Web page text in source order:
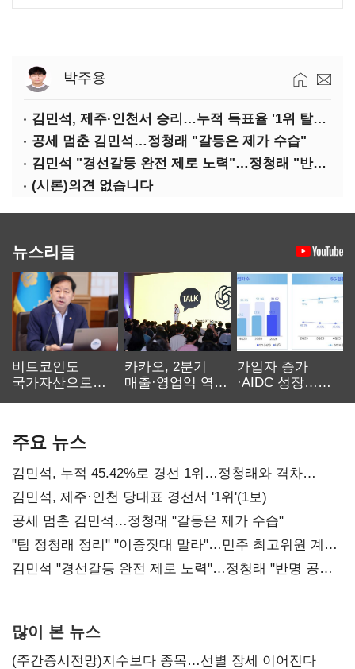
박주용
김민석, 제주·인천서 승리…누적 득표율 '1위 탈환'(종합)
공세 멈춘 김민석…정청래 "갈등은 제가 수습"
김민석 "경선갈등 완전 제로 노력"…정청래 "반명 공세 사과부터"
(시론)의견 없습니다
뉴스리듬
비트코인도
국가자산으로…'
카카오, 2분기
매출·영업익 역대
가입자 증가
·AIDC 성장…
주요 뉴스
김민석, 누적 45.42%로 경선 1위…정청래와 격차
0.86%p(2보)
김민석, 제주·인천 당대표 경선서 '1위'(1보)
공세 멈춘 김민석…정청래 "갈등은 제가 수습"
"팀 정청래 정리" "이중잣대 말라"…민주 최고위원 계파
다툼 격화
김민석 "경선갈등 완전 제로 노력"…정청래 "반명 공세
많이 본 뉴스
(주간증시전망)지수보다 종목…선별 장세 이어진다